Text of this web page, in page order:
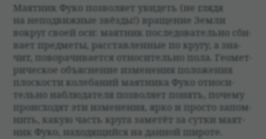
Маят­ник Фуко поз­во­ляет уви­деть (не глядя
на непо­движ­ные звёзды!) враще­ние Земли
вокруг своей оси: маят­ник после­до­ва­тельно сби­
вает пред­меты, рас­став­лен­ные по кругу, а зна­
чит, пово­ра­чи­ва­ется отно­си­тельно пола. Геомет­
ри­че­ское объяс­не­ние изме­не­ния положе­ния
плос­ко­сти коле­ба­ний маят­ника Фуко отно­си­
тельно наблю­да­теля поз­во­ляет понять, почему
про­ис­хо­дят эти изме­не­ния, ярко и про­сто запом­
нить, какую часть круга заме­тёт за сутки маят­
ник Фуко, нахо­дящийся на дан­ной широте.